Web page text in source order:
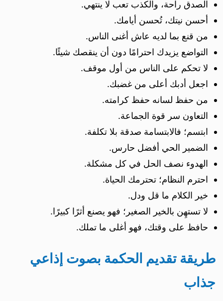
الصدق راحة، والكذب تعب لا ينتهي.
أحسن نيتك، تُحسن أيامك.
من قنع بما لديه عاش أغنى الناس.
التواضع يزيدك احترامًا دون أن ينقصك شيئًا.
لا تحكم على الناس من أول موقف.
اجعل أدبك أعلى من غضبك.
من حفظ لسانه حفظ كرامته.
التعاون سر قوة الجماعة.
ابتسم؛ فالابتسامة صدقة بلا تكلفة.
الضمير الحي أفضل حارس.
الهدوء نصف الحل في كل مشكلة.
احترم النظام؛ تحترمك الحياة.
خير الكلام ما قل ودل.
لا تستهِن بالخير الصغير؛ فهو يصنع أثرًا كبيرًا.
حافظ على وقتك، فهو أغلى ما تملك.
طريقة تقديم الحكمة بصوت إذاعي
جذاب